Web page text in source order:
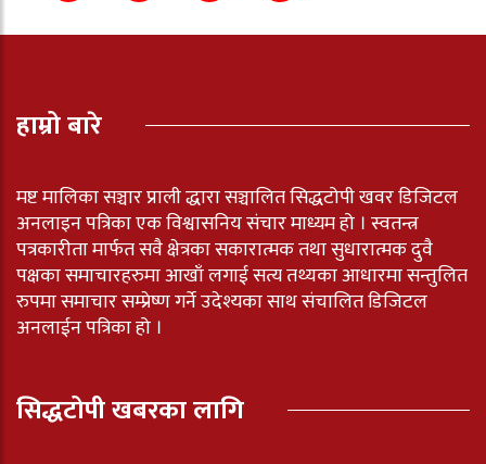
हाम्रो बारे
मष्ट मालिका सञ्चार प्राली द्धारा सञ्चालित सिद्धटोपी खवर डिजिटल
अनलाइन पत्रिका एक विश्वासनिय संचार माध्यम हो । स्वतन्त्र
पत्रकारीता मार्फत सवै क्षेत्रका सकारात्मक तथा सुधारात्मक दुवै
पक्षका समाचारहरुमा आखाँ लगाई सत्य तथ्यका आधारमा सन्तुलित
रुपमा समाचार सम्प्रेष्ण गर्ने उदेश्यका साथ संचालित डिजिटल
अनलाईन पत्रिका हो ।
सिद्धटोपी खबरका लागि